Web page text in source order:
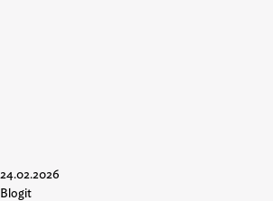
24.02.2026
Blogit